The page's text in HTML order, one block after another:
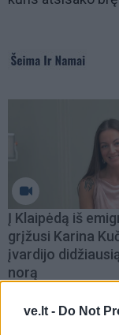
ve.lt - Do Not
Į Klaipėdą iš
grįžusi Karina
įvardijo
norą